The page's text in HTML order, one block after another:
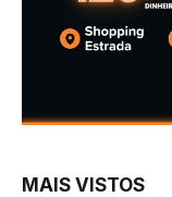
MAIS VISTOS